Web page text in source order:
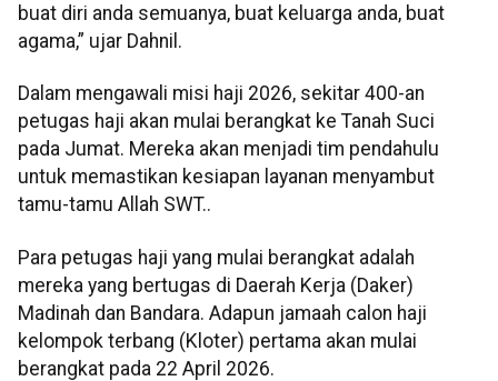
buat diri anda semuanya, buat keluarga anda, buat
agama,” ujar Dahnil.
Dalam mengawali misi haji 2026, sekitar 400-an
petugas haji akan mulai berangkat ke Tanah Suci
pada Jumat. Mereka akan menjadi tim pendahulu
untuk memastikan kesiapan layanan menyambut
tamu-tamu Allah SWT..
Para petugas haji yang mulai berangkat adalah
mereka yang bertugas di Daerah Kerja (Daker)
Madinah dan Bandara. Adapun jamaah calon haji
kelompok terbang (Kloter) pertama akan mulai
berangkat pada 22 April 2026.